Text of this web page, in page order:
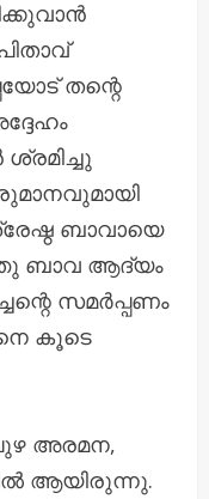
തന്റെ
ശ്രമിച്ചു
ബാവായെ
ബാവ ആദ്യം
സമർപ്പണം
കൂടെ
അരമന,
ആയിരുന്നു.